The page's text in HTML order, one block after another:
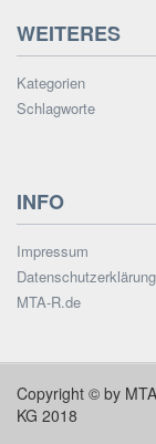
WEITERES
Kategorien
Schlagworte
INFO
Impressum
Datenschutzerklärung
MTA-R.de
Copyright © by
KG 2018